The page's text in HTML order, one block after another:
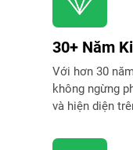
30+ Năm
Với hơn 30
không ngừng
và hiện diện